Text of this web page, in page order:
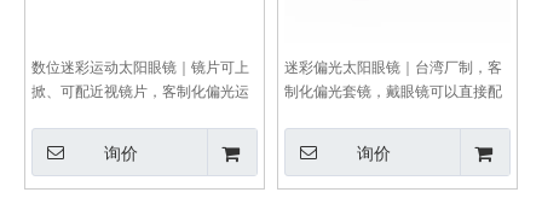
数位迷彩运动太阳眼镜｜镜片可上
掀、可配近视镜片，客制化偏光运
询价
迷彩偏光太阳眼镜｜台湾厂制，客
制化偏光套镜，戴眼镜可以直接配
询价